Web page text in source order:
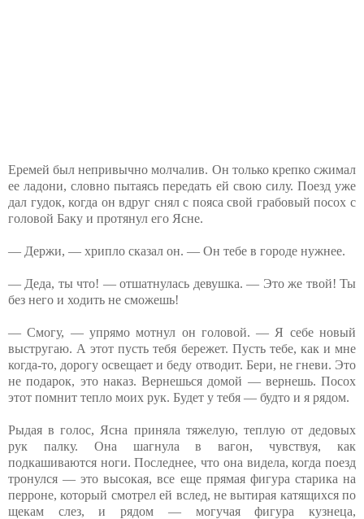
Еремей был непривычно молчалив. Он только крепко сжимал
ее ладони, словно пытаясь передать ей свою силу. Поезд уже
дал гудок, когда он вдруг снял с пояса свой грабовый посох с
головой Баку и протянул его Ясне.
— Держи, — хрипло сказал он. — Он тебе в городе нужнее.
— Деда, ты что! — отшатнулась девушка. — Это же твой! Ты
без него и ходить не сможешь!
— Смогу, — упрямо мотнул он головой. — Я себе новый
выстругаю. А этот пусть тебя бережет. Пусть тебе, как и мне
когда-то, дорогу освещает и беду отводит. Бери, не гневи. Это
не подарок, это наказ. Вернешься домой — вернешь. Посох
этот помнит тепло моих рук. Будет у тебя — будто и я рядом.
Рыдая в голос, Ясна приняла тяжелую, теплую от дедовых
рук палку. Она шагнула в вагон, чувствуя, как
подкашиваются ноги. Последнее, что она видела, когда поезд
тронулся — это высокая, все еще прямая фигура старика на
перроне, который смотрел ей вслед, не вытирая катящихся по
щекам слез, и рядом — могучая фигура кузнеца,